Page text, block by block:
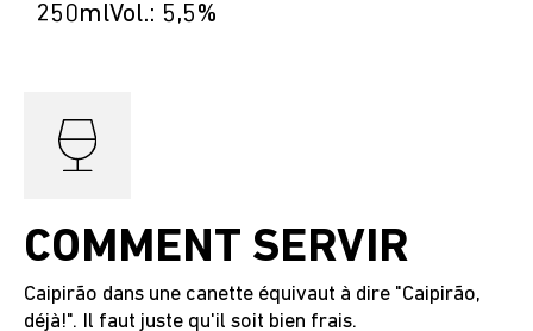
250mlVol.: 5,5%
COMMENT SERVIR
Caipirão dans une canette équivaut à dire "Caipirão,
déjà!". Il faut juste qu'il soit bien frais.